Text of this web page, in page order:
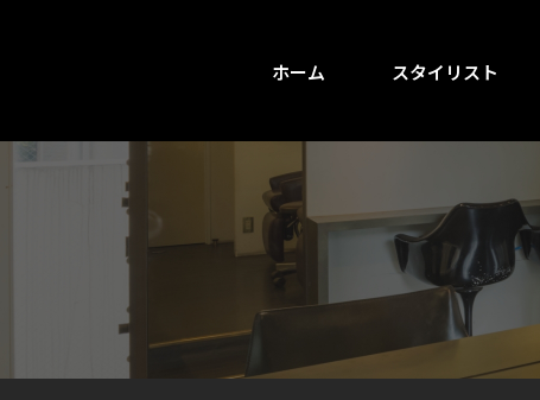
ホーム スタイリスト